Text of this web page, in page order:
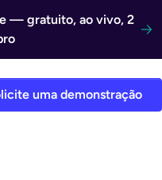
— gratuito, ao vivo, 2
uma demonstração